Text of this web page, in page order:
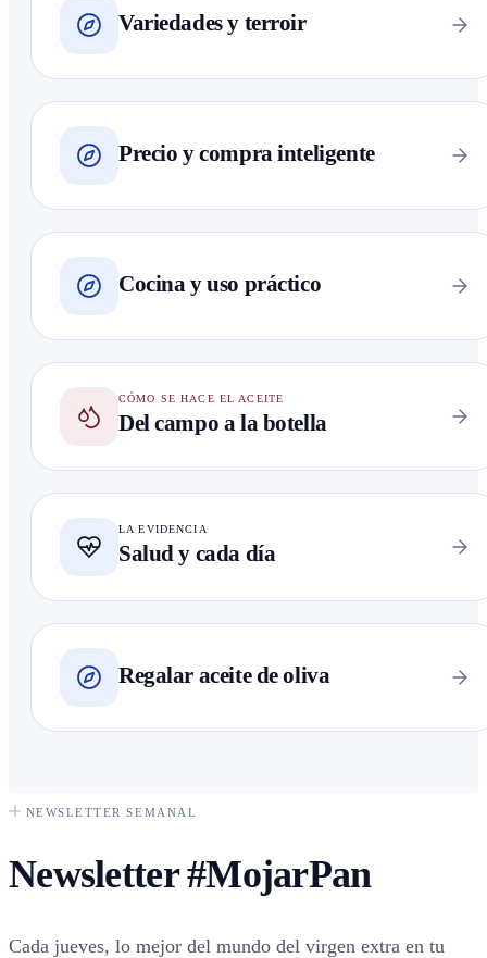
Variedades y terroir
Precio y compra inteligente
Cocina y uso práctico
CÓMO SE HACE EL ACEITE
Del campo a la botella
LA EVIDENCIA
Salud y cada día
Regalar aceite de oliva
NEWSLETTER SEMANAL
Newsletter#MojarPan
Cada jueves, lo mejor del mundo del virgen extra en tu